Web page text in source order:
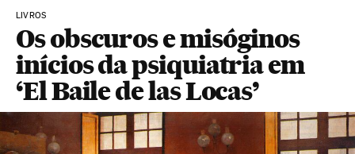
LIVROS
Os obscuros e misóginos
inícios da psiquiatria em
‘El Baile de las Locas’